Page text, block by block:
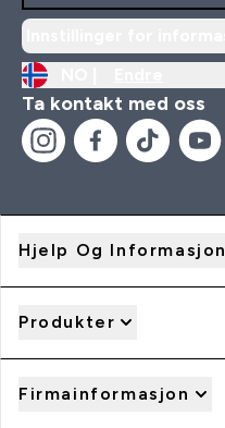
Ta kontakt med oss
Hjelp Og Informasjon
Produkter
Firmainformasjon